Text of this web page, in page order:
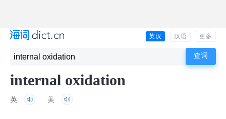
英汉 汉语 更多
internal oxidation
英 美